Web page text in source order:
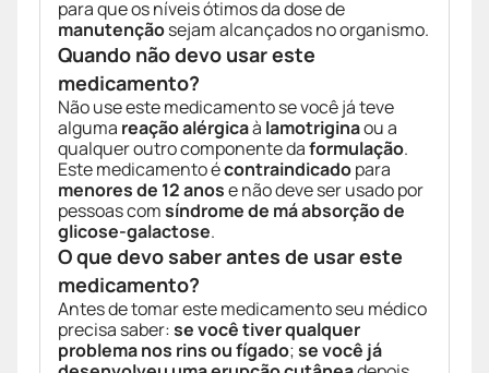
para que os níveis ótimos da dose de
manutençãosejam alcançados no organismo.
Quando não devo usar este
medicamento?
Não use este medicamento se você já teve
alguma reação alérgicaà lamotriginaou a
qualquer outro componente daformulação.
Este medicamento écontraindicadopara
menores de 12 anose não deve ser usado por
pessoas comsíndrome de má absorção de
glicose-galactose.
O que devo saber antes de usar este
medicamento?
Antes de tomar este medicamento seu médico
precisa saber:se você tiver qualquer
problema nos rins ou fígado;se você já